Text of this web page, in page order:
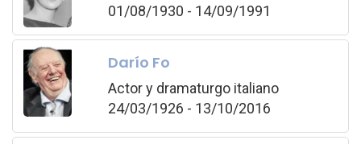
01/08/1930 - 14/09/1991
Darío Fo
Actor y dramaturgo italiano
24/03/1926 - 13/10/2016